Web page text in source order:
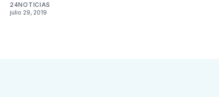
24NOTICIAS
julio 29, 2019